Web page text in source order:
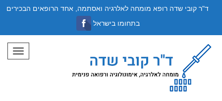
תפריט
ד"ר קובי שדה רופא מומחה לאלרגיה ואסתמה, אחד הרופאים הבכירים
בתחומו בישראל